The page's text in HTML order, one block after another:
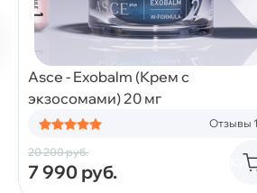
Asce - Exobalm (Крем с
экзосомами) 20 мг
Отзывы
20 200руб.
7 990 руб.